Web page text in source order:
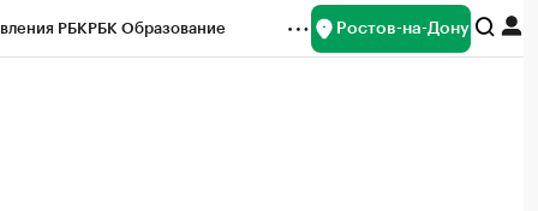
РБКРБК Образование Ростов-на-Дону